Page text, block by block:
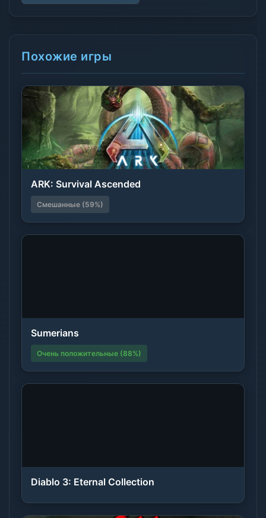
Похожие игры
ARK: Survival Ascended
Смешанные (59%)
Sumerians
Очень положительные (88%)
Diablo 3: Eternal Collection